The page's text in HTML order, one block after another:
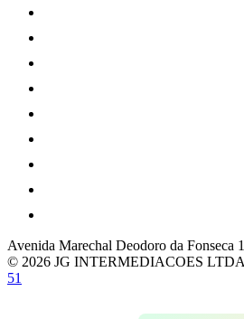
Avenida Marechal Deodoro da Fonseca
© 2026 JG INTERMEDIACOES LTDA
51